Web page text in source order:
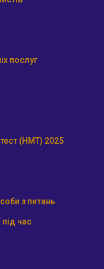
послуг
(НМТ) 2025
з питань
під час